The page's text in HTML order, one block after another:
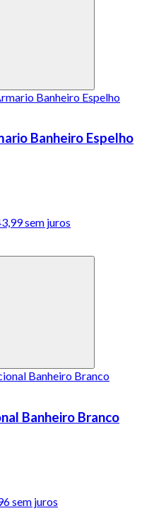
Banheiro Espelho
sem juros
Banheiro Branco
sem juros